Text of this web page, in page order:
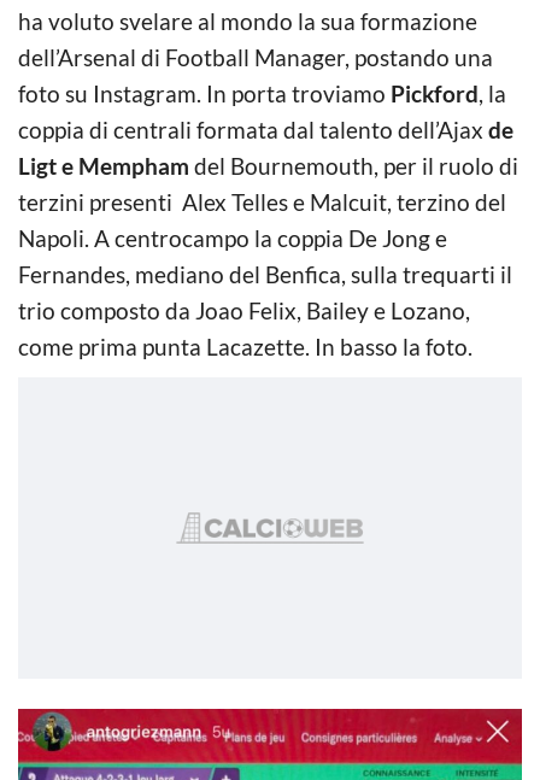
ha voluto svelare al mondo la sua formazione
dell’Arsenal di Football Manager, postando una
foto su Instagram. In porta troviamo Pickford, la
coppia di centrali formata dal talento dell’Ajax de
Ligt e Mempham del Bournemouth, per il ruolo di
terzini presenti Alex Telles e Malcuit, terzino del
Napoli. A centrocampo la coppia De Jong e
Fernandes, mediano del Benfica, sulla trequarti il
trio composto da Joao Felix, Bailey e Lozano,
come prima punta Lacazette. In basso la foto.